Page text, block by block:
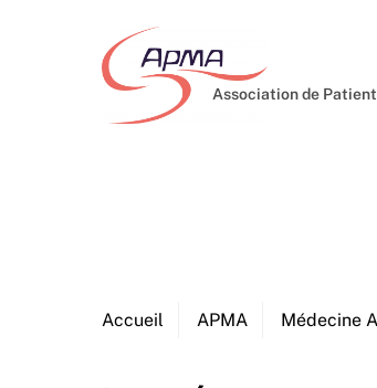
Association de
Accueil APMA Médecine